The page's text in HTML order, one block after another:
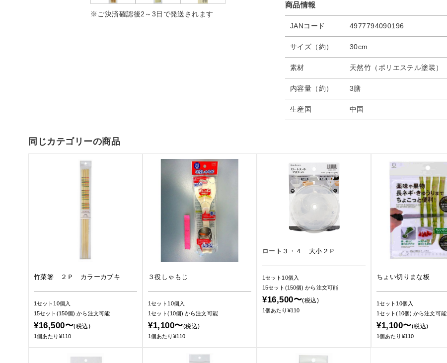
※ご決済確認後2～3日で発送されます
商品情報
JANコード 4977794090196
サイズ（約） 30cm
素材 天然竹（ポリエステル塗装）
内容量（約） 3膳
生産国 中国
同じカテゴリーの商品
竹菜箸 ２Ｐ カラーカブキ
1セット10個入
15セット(150個)から注文可能
¥16,500〜(税込)
1個あたり¥110
３役しゃもじ
1セット10個入
1セット(10個)から注文可能
¥1,100〜(税込)
1個あたり¥110
ロート３・４ 大小２Ｐ
1セット10個入
15セット(150個)から注文可能
¥16,500〜(税込)
1個あたり¥110
ちょい切りまな板
1セット10個入
1セット(10個)から注文可能
¥1,100〜(税込)
1個あたり¥110